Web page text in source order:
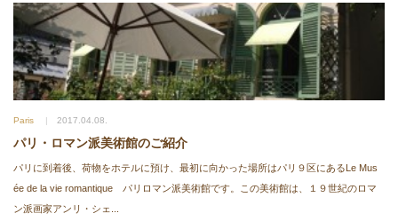
Paris 2017.04.08.
パリ・ロマン派美術館のご紹介
パリに到着後、荷物をホテルに預け、最初に向かった場所はパリ９区にあるLe Mus
ée de la vie romantique パリロマン派美術館です。この美術館は、１９世紀のロマ
ン派画家アンリ・シェ...